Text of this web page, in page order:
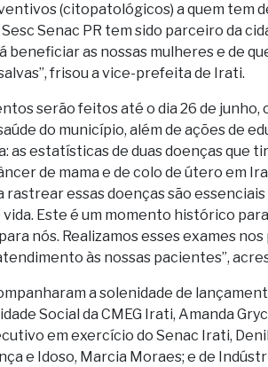
(citopatológicos) a quem tem
Senac PR tem sido parceiro da
beneficiar as nossas mulheres e de
frisou a vice-prefeita de Irati.
serão feitos até o dia 26 de
do município, além de ações de
as estatísticas de duas doenças que
de mama e de colo de útero em
rastrear essas doenças são
vida. Este é um momento histórico
nós. Realizamos esses exames
às nossas pacientes”,
a solenidade de
Social da CMEG Irati, Amanda
em exercício do Senac Irati,
e Idoso, Marcia Moraes; e de